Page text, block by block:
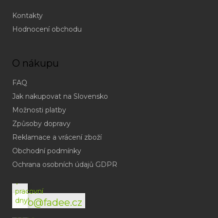
Kontakty
Hodnocení obchodu
O nákupu
FAQ
Jak nakupovat na Slovensko
Možnosti platby
Způsoby dopravy
Reklamace a vrácení zboží
Obchodní podmínky
Ochrana osobních údajů GDPR
info@fadee.cz
(odpověď
do
v
pracovní
dny)
(Po-